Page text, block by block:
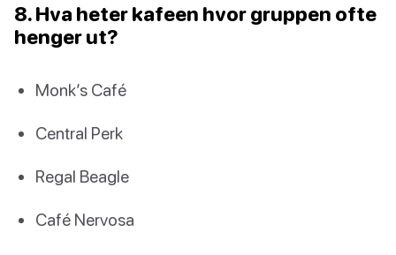
8. Hva heter kafeen hvor gruppen ofte
henger ut?
Monk’s Café
Central Perk
Regal Beagle
Café Nervosa